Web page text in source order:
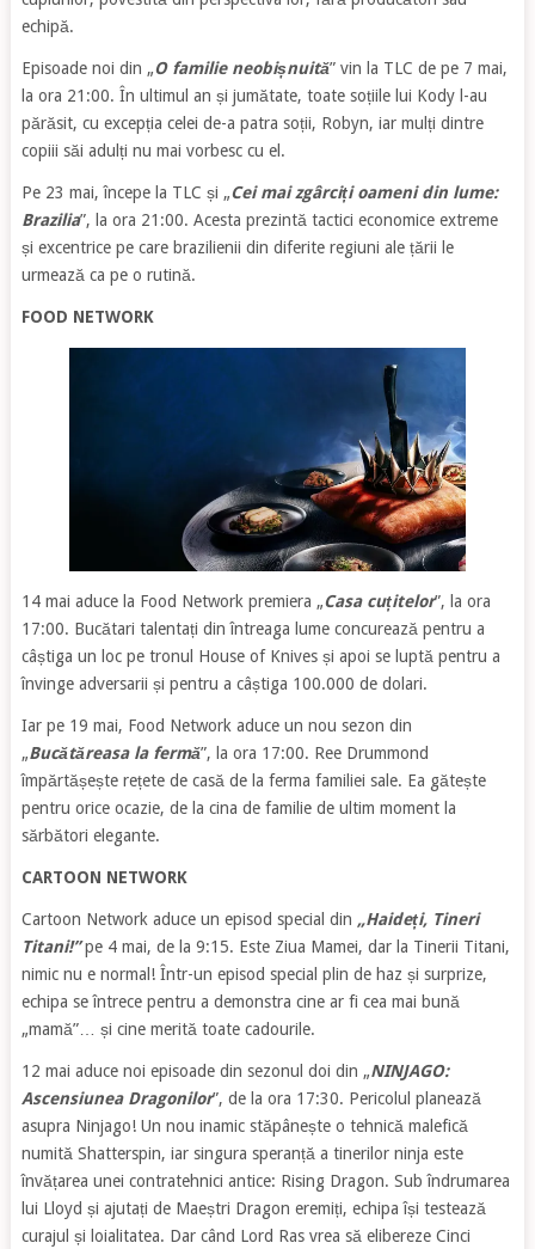
echipă.
Episoade noi din „O familie neobișnuită” vin la TLC de pe 7 mai,
la ora 21:00. În ultimul an și jumătate, toate soțiile lui Kody l-au
părăsit, cu excepția celei de-a patra soții, Robyn, iar mulți dintre
copiii săi adulți nu mai vorbesc cu el.
Pe 23 mai, începe la TLC și „Cei mai zgârciți oameni din lume:
Brazilia”, la ora 21:00. Acesta prezintă tactici economice extreme
și excentrice pe care brazilienii din diferite regiuni ale țării le
urmează ca pe o rutină.
FOOD NETWORK
14 mai aduce la Food Network premiera „Casa cuțitelor”, la ora
17:00. Bucătari talentați din întreaga lume concurează pentru a
câștiga un loc pe tronul House of Knives și apoi se luptă pentru a
învinge adversarii și pentru a câștiga 100.000 de dolari.
Iar pe 19 mai, Food Network aduce un nou sezon din
„Bucătăreasa la fermă”, la ora 17:00. Ree Drummond
împărtășește rețete de casă de la ferma familiei sale. Ea gătește
pentru orice ocazie, de la cina de familie de ultim moment la
sărbători elegante.
CARTOON NETWORK
Cartoon Network aduce un episod special din „Haideți, Tineri
Titani!”pe 4 mai, de la 9:15. Este Ziua Mamei, dar la Tinerii Titani,
nimic nu e normal! Într-un episod special plin de haz și surprize,
echipa se întrece pentru a demonstra cine ar fi cea mai bună
„mamă”… și cine merită toate cadourile.
12 mai aduce noi episoade din sezonul doi din „NINJAGO:
Ascensiunea Dragonilor”, de la ora 17:30. Pericolul planează
asupra Ninjago! Un nou inamic stăpânește o tehnică malefică
numită Shatterspin, iar singura speranță a tinerilor ninja este
învățarea unei contratehnici antice: Rising Dragon. Sub îndrumarea
lui Lloyd și ajutați de Maeștri Dragon eremiți, echipa își testează
curajul și loialitatea. Dar când Lord Ras vrea să elibereze Cinci